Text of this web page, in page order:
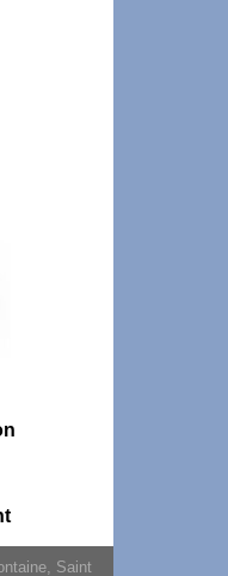
Saint